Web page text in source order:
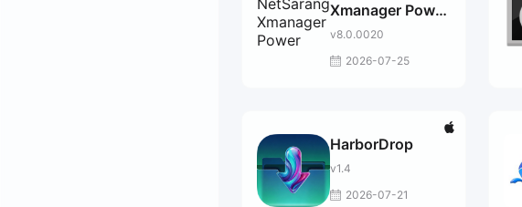
Xmanager Power
Suite
v8.0.0020
2026-07-25
HarborDrop
v1.4
2026-07-21